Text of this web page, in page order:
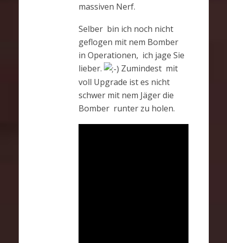
massiven Nerf.
Selber bin ich noch nicht
geflogen mit nem Bomber
in Operationen, ich jage Sie
lieber.
Zumindest mit
voll Upgrade ist es nicht
schwer mit nem Jäger die
Bomber runter zu holen.